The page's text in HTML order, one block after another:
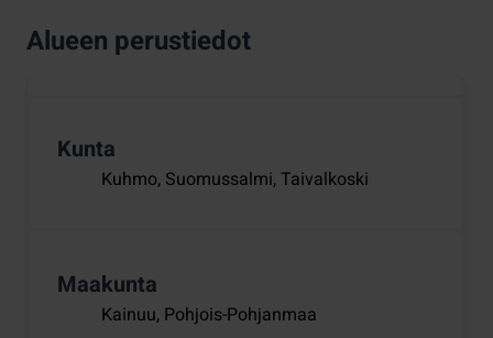
Alueen perustiedot
Kunta
Kuhmo, Suomussalmi, Taivalkoski
Maakunta
Kainuu, Pohjois-Pohjanmaa